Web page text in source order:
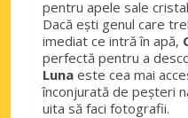
pentru apele sale
Dacă ești genul care
imediat ce intră în apă,
perfectă pentru a
Luna este cea mai
înconjurată de peșteri
uita să faci fotografii.